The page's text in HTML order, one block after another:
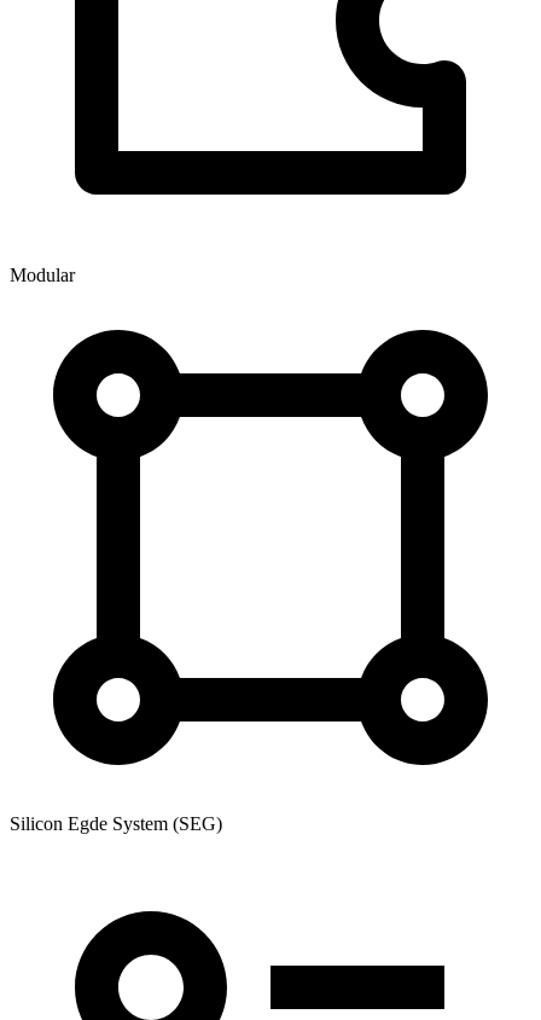
Modular
Silicon Egde System (SEG)